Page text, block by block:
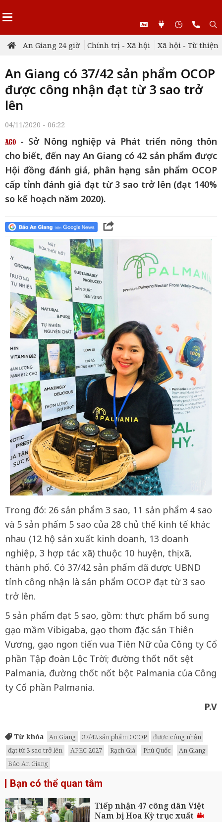
An Giang 24 giờ Chính trị - Xã hội Xã hội - Từ thiện
An Giang có 37/42 sản phẩm OCOP
được công nhận đạt từ 3 sao trở
lên
04/11/2020 - 06:22
- Sở Nông nghiệp và Phát triển nông thôn
cho biết, đến nay An Giang có 42 sản phẩm được
Hội đồng đánh giá, phân hạng sản phẩm OCOP
cấp tỉnh đánh giá đạt từ 3 sao trở lên (đạt 140%
so kế hoạch năm 2020).
Trong đó: 26 sản phẩm 3 sao, 11 sản phẩm 4 sao
và 5 sản phẩm 5 sao của 28 chủ thể kinh tế khác
nhau (12 hộ sản xuất kinh doanh, 13 doanh
nghiệp, 3 hợp tác xã) thuộc 10 huyện, thị xã,
thành phố. Có 37/42 sản phẩm đã được UBND
tỉnh công nhận là sản phẩm OCOP đạt từ 3 sao
trở lên.
5 sản phẩm đạt 5 sao, gồm: thực phẩm bổ sung
gạo mầm Vibigaba, gạo thơm đặc sản Thiên
Vương, gạo ngon tiến vua Tiên Nữ của Công ty Cổ
phần Tập đoàn Lộc Trời; đường thốt nốt sệt
Palmania, đường thốt nốt bột Palmania của Công
ty Cổ phần Palmania.
P.V
Từ khóa An Giang 37/42 sản phẩm OCOP
được công nhận
đạt từ 3 sao trở lên
APEC 2027 Rạch Giá Phú Quốc
An Giang
Báo An Giang
Bạn có thể quan tâm
Tiếp nhận 47 công dân Việt
Nam bị Hoa Kỳ trục xuất